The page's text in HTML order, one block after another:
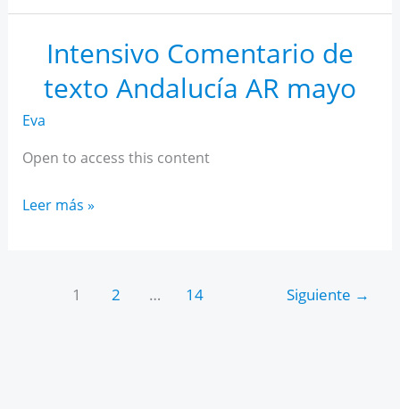
para
estudiantes
Intensivo Comentario de
texto Andalucía AR mayo
Eva
Open to access this content
Intensivo
Andalucía
Leer más »
1 2 … 14 Siguiente →